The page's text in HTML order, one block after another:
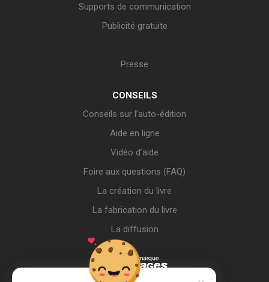
Supports de communication
Publicité gratuite
Presse
CONSEILS
Conseils sur l’auto-édition
Aide en ligne
Vidéo d’aide
Foire aux questions (FAQ)
La création du livre
La fabrication du livre
La diffusion